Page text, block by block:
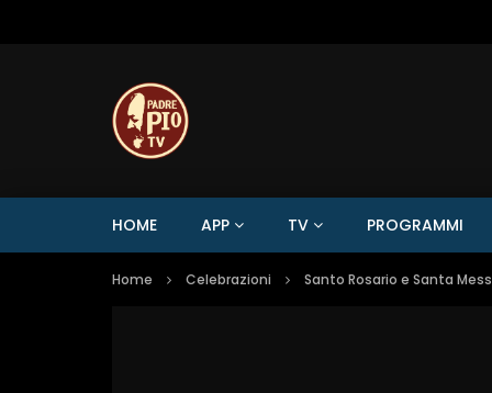
HOME APP TV PROGRAMMI
Home Celebrazioni Santo Rosario e Santa